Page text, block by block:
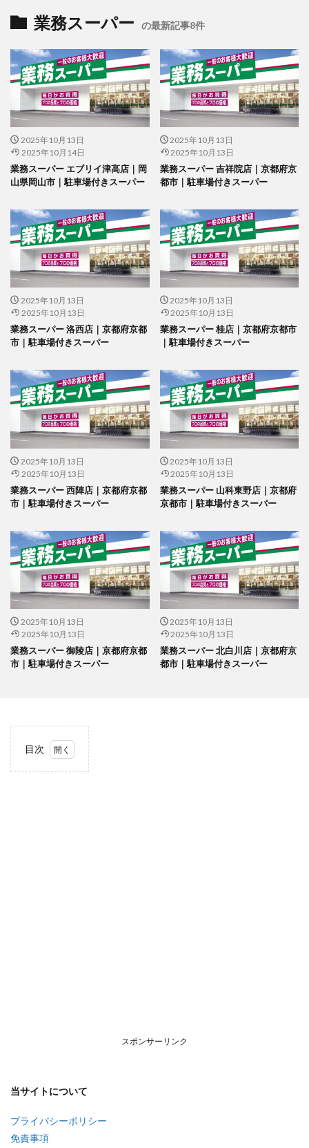
業務スーパー の最新記事8件
2025年10月13日
2025年10月14日
業務スーパー エブリイ津高店｜岡
山県岡山市｜駐車場付きスーパー
2025年10月13日
2025年10月13日
業務スーパー 吉祥院店｜京都府京
都市｜駐車場付きスーパー
2025年10月13日
2025年10月13日
業務スーパー 洛西店｜京都府京都
市｜駐車場付きスーパー
2025年10月13日
2025年10月13日
業務スーパー 桂店｜京都府京都市
｜駐車場付きスーパー
2025年10月13日
2025年10月13日
業務スーパー 西陣店｜京都府京都
市｜駐車場付きスーパー
2025年10月13日
2025年10月13日
業務スーパー 山科東野店｜京都府
京都市｜駐車場付きスーパー
2025年10月13日
2025年10月13日
業務スーパー 御陵店｜京都府京都
市｜駐車場付きスーパー
2025年10月13日
2025年10月13日
業務スーパー 北白川店｜京都府京
都市｜駐車場付きスーパー
目次
スポンサーリンク
当サイトについて
プライバシーポリシー
免責事項